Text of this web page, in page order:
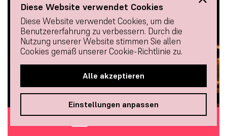
Diese Website verwendet Cookies
Diese Website verwendet Cookies, um die
Benutzererfahrung zu verbessern. Durch die
Nutzung unserer Website stimmen Sie allen
Cookies gemäß unserer Cookie-Richtlinie zu.
Alle akzeptieren
Einstellungen anpassen